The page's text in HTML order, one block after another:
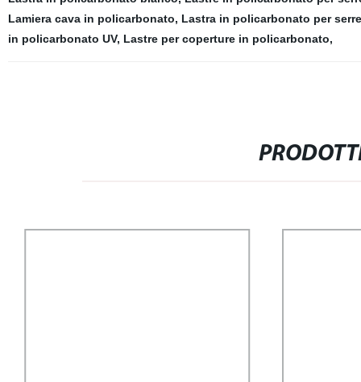
Lamiera cava in policarbonato, Lastra in policarbonato per serre
in policarbonato UV, Lastre per coperture in policarbonato,